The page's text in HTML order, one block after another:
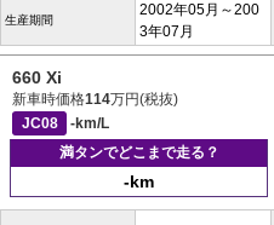
生産期間
2002年05月～200
3年07月
660 Xi
新車時価格114万円(税抜)
JC08
-km/L
満タンでどこまで走る？
-km